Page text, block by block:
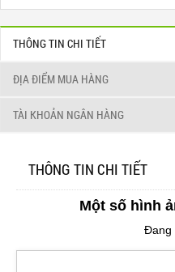
THÔNG TIN CHI TIẾT
ĐỊA ĐIỂM MUA HÀNG
TÀI KHOẢN NGÂN HÀNG
THÔNG TIN CHI TIẾT
Một số hình
Đang